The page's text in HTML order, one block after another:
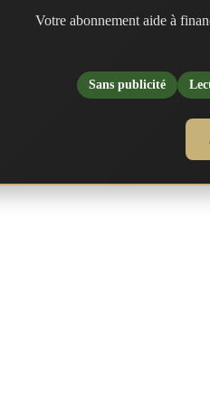
Votre abonnement aide à
Sans publicité